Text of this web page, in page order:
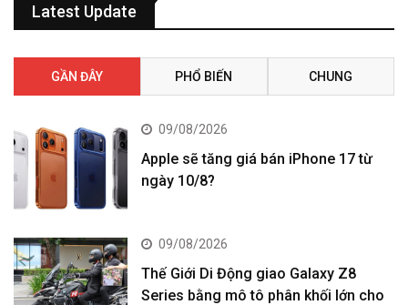
Latest Update
GẦN ĐÂY PHỔ BIẾN CHUNG
09/08/2026
Apple sẽ tăng giá bán iPhone 17 từ
ngày 10/8?
09/08/2026
Thế Giới Di Động giao Galaxy Z8
Series bằng mô tô phân khối lớn cho